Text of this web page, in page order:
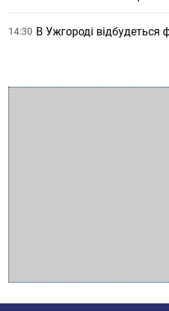
14:30 В Ужгороді відбудеться